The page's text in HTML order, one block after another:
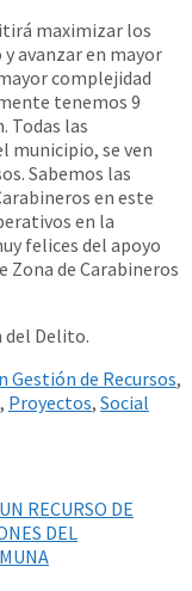
maximizar los
avanzar en mayor
complejidad
tenemos 9
Todas las
municipio, se ven
Sabemos las
en este
en la
felices del apoyo
Zona de Carabineros
del Delito.
Gestión de Recursos,
, Proyectos, Social
RECURSO DE
DEL